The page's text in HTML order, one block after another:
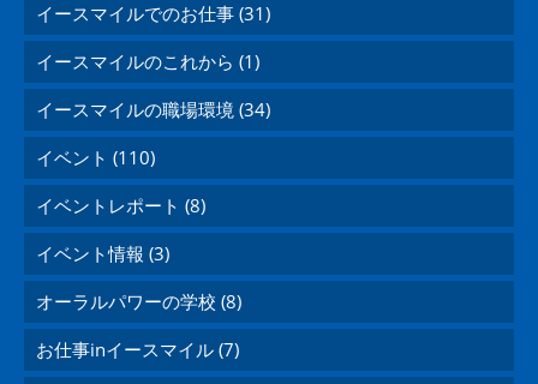
イースマイルでのお仕事 (31)
イースマイルのこれから (1)
イースマイルの職場環境 (34)
イベント (110)
イベントレポート (8)
イベント情報 (3)
オーラルパワーの学校 (8)
お仕事inイースマイル (7)